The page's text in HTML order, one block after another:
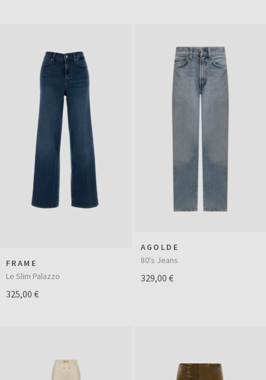
FRAME
Le Slim Palazzo
325,00 €
AGOLDE
80's Jeans
329,00 €